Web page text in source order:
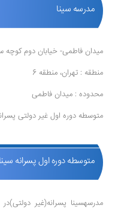
مدرسه سینا
میدان فاطمی- خیابان دوم کوچه
منطقه : تهران، منطقه 6
محدوده : میدان فاطمی
متوسطه دوره اول غیر دولتی
متوسطه دوره اول پسرانه